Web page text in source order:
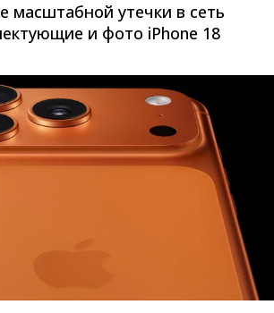
масштабной утечки в сеть
и фото iPhone 18